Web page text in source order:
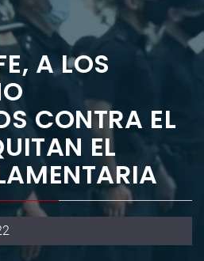
A LOS
CONTRA EL
EL